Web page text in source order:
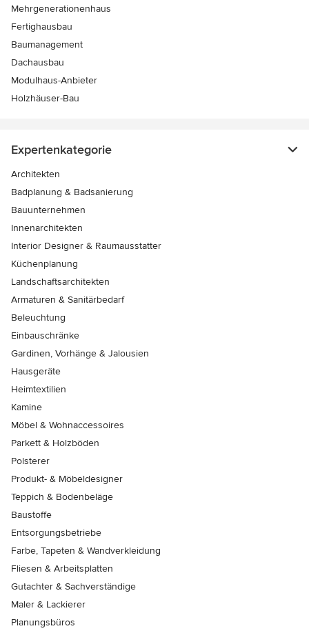
Mehrgenerationenhaus
Fertighausbau
Baumanagement
Dachausbau
Modulhaus-Anbieter
Holzhäuser-Bau
Expertenkategorie
Architekten
Badplanung & Badsanierung
Bauunternehmen
Innenarchitekten
Interior Designer & Raumausstatter
Küchenplanung
Landschaftsarchitekten
Armaturen & Sanitärbedarf
Beleuchtung
Einbauschränke
Gardinen, Vorhänge & Jalousien
Hausgeräte
Heimtextilien
Kamine
Möbel & Wohnaccessoires
Parkett & Holzböden
Polsterer
Produkt- & Möbeldesigner
Teppich & Bodenbeläge
Baustoffe
Entsorgungsbetriebe
Farbe, Tapeten & Wandverkleidung
Fliesen & Arbeitsplatten
Gutachter & Sachverständige
Maler & Lackierer
Planungsbüros